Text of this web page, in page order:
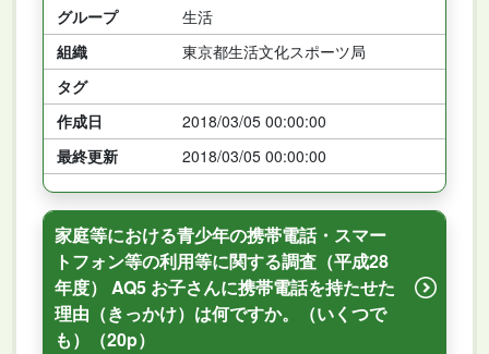
グループ
生活
組織
東京都生活文化スポーツ局
タグ
作成日
2018/03/05 00:00:00
最終更新
2018/03/05 00:00:00
家庭等における青少年の携帯電話・スマー
トフォン等の利用等に関する調査（平成28
年度） AQ5 お子さんに携帯電話を持たせた
理由（きっかけ）は何ですか。（いくつで
も）（20p）